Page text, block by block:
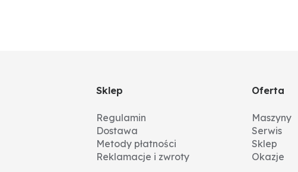
Sklep
Regulamin
Dostawa
Metody płatności
Reklamacje i zwroty
Oferta
Maszyny
Serwis
Sklep
Okazje